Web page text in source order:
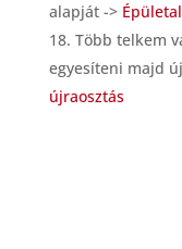
alapját ->
Több telkem
egyesíteni majd
újraosztás